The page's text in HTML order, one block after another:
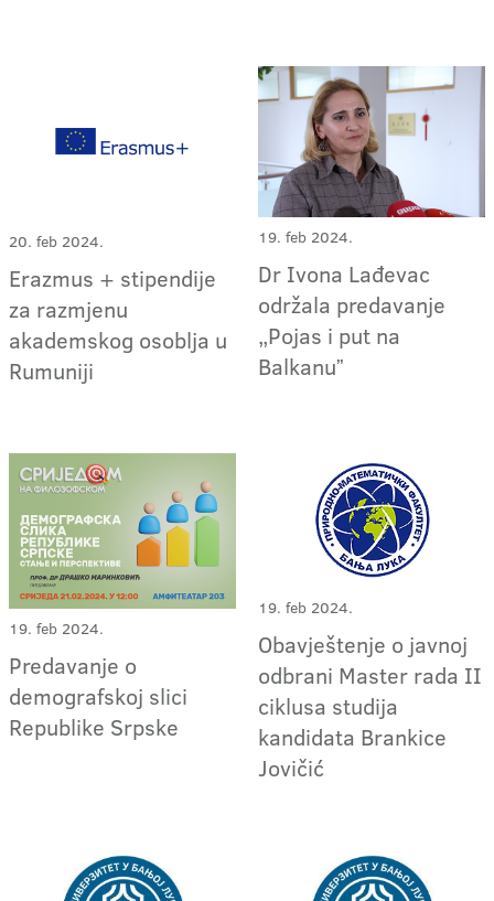
20. feb 2024.
Erazmus + stipendije
za razmjenu
akademskog osoblja u
Rumuniji
19. feb 2024.
Dr Ivona Lađevac
održala predavanje
„Pojas i put na
Balkanuˮ
19. feb 2024.
Predavanje o
demografskoj slici
Republike Srpske
19. feb 2024.
Obavještenje o javnoj
odbrani Master rada II
ciklusa studija
kandidata Brankice
Jovičić